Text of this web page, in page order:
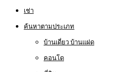
เช่า
ค้นหาตามประเภท
บ้านเดี่ยว บ้านแฝด
คอนโด